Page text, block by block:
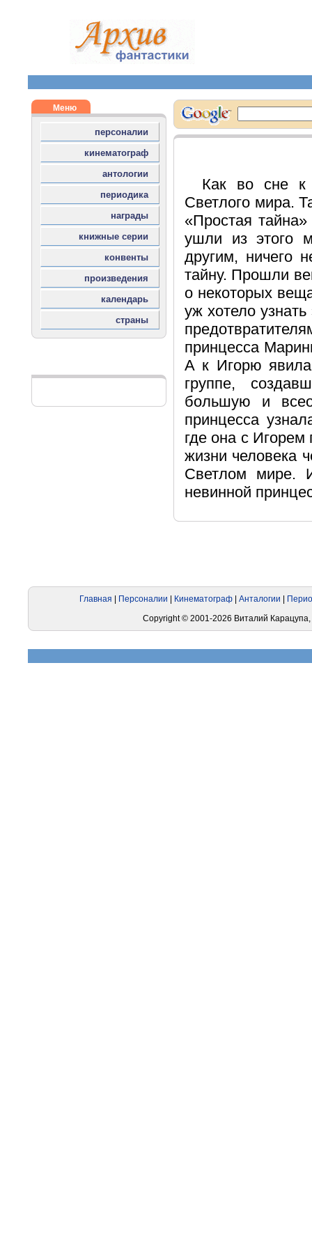
Как во сне к
Светлого мира.
«Простая
ушли из этого
другим, ничего
тайну. Прошли
о некоторых
уж хотело
принцесса
А к Игорю
группе,
большую и
принцесса
где она с
жизни человека
Светлом мире.
невинной